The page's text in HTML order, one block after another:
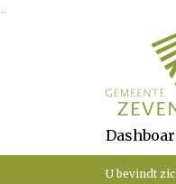
Ga naar de inhoud van
U bevindt